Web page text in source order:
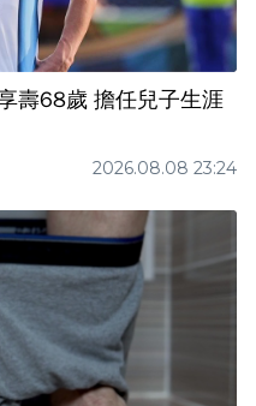
壽68歲 擔任兒子生涯
2026.08.08 23:24